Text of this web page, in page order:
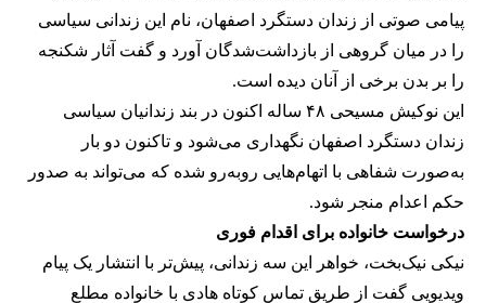
پیامی صوتی از زندان دستگرد اصفهان، نام این زندانی سیاسی
را در میان گروهی از بازداشت‌شدگان آورد و گفت آثار شکنجه
را بر بدن برخی از آنان دیده است.
این نوکیش مسیحی ۴۸ ساله اکنون در بند زندانیان سیاسی
زندان دستگرد اصفهان نگهداری می‌شود و تاکنون دو بار
به‌صورت شفاهی با اتهام‌هایی روبه‌رو شده که می‌تواند به صدور
حکم اعدام منجر شود.
درخواست خانواده برای اقدام فوری
نیکی نیک‌بخت، خواهر این سه زندانی، پیش‌تر با انتشار یک پیام
ویدیویی گفت از طریق تماس کوتاه هادی با خانواده مطلع